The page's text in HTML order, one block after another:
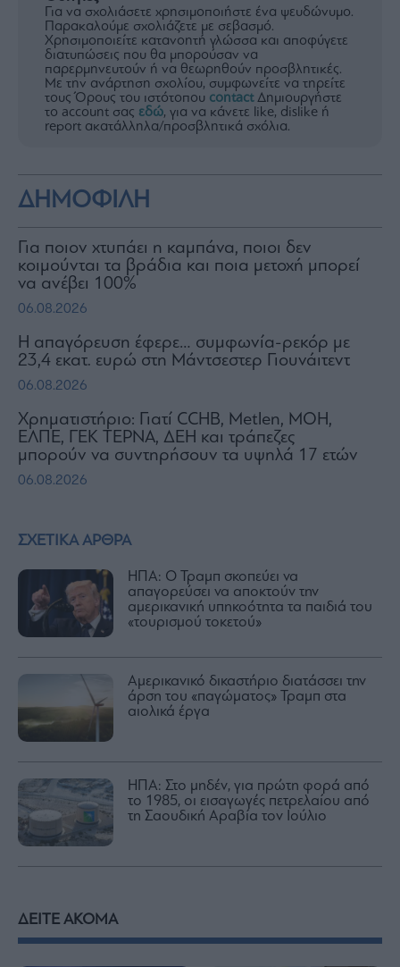
ΣΧΕΤΙΚΑ ΑΡΘΡΑ
ΗΠΑ: Ο Τραμπ σκοπεύει να
απαγορεύσει να αποκτούν την
αμερικανική υπηκοότητα τα παιδιά του
«τουρισμού τοκετού»
Αμερικανικό δικαστήριο διατάσσει την
άρση του «παγώματος» Τραμπ στα
αιολικά έργα
ΗΠΑ: Στο μηδέν, για πρώτη φορά από
το 1985, οι εισαγωγές πετρελαίου από
τη Σαουδική Αραβία τον Ιούλιο
Για να σχολιάσετε χρησιμοποιήστε ένα ψευδώνυμο.
Παρακαλούμε σχολιάζετε με σεβασμό.
Χρησιμοποιείτε κατανοητή γλώσσα και αποφύγετε
διατυπώσεις που θα μπορούσαν να
παρερμηνευτούν ή να θεωρηθούν προσβλητικές.
Με την ανάρτηση σχολίου, συμφωνείτε να τηρείτε
τους Όρους του ιστότοπου contactΔημιουργήστε
το account σας εδώ, για να κάνετε like, dislike ή
report ακατάλληλα/προσβλητικά σχόλια.
ΔΗΜΟΦΙΛΗ
Για ποιον χτυπάει η καμπάνα, ποιοι δεν
κοιμούνται τα βράδια και ποια μετοχή μπορεί
να ανέβει 100%
06.08.2026
Η απαγόρευση έφερε… συμφωνία-ρεκόρ με
23,4 εκατ. ευρώ στη Μάντσεστερ Γιουνάιτεντ
06.08.2026
Χρηματιστήριο: Γιατί CCHB, Metlen, MOH,
ΕΛΠΕ, ΓΕΚ ΤΕΡΝΑ, ΔΕΗ και τράπεζες
μπορούν να συντηρήσουν τα υψηλά 17 ετών
06.08.2026
ΔΕΙΤΕ ΑΚΟΜΑ